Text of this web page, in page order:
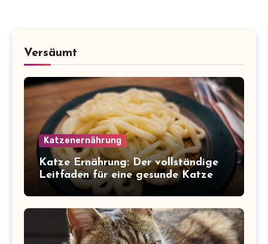
Versäumt
Katzenernährung
Katze Ernährung: Der vollständige
Leitfaden für eine gesunde Katze